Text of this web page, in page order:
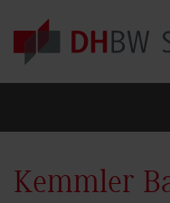
Skip to main content
Kemmler